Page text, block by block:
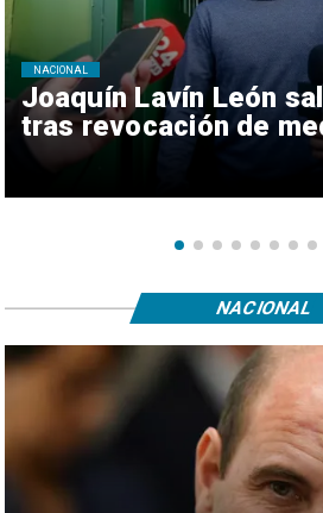
Joaquín Lavín León
tras revocación de
NACIONAL
NACIONAL